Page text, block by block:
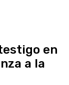
en
a la